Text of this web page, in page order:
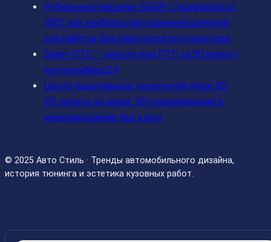
Рубильные машины БОБР с приводом от
ДВС: как выбрать автономный щепоруб
для работы без электросети и трактора
Залог ПТС — деньги под ПТС за 30 минут |
Автоломбард24
Центр аддитивных технологий Ation 3D:
3D-печать на заказ, 3D-сканирование и
моделирование под ключ
© 2025 Авто Стиль · Тренды автомобильного дизайна,
история тюнинга и эстетика кузовных работ.